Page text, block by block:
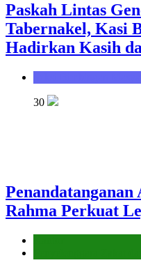
Paskah Lintas
Tabernakel, Kasi
Hadirkan Kasih
30
Rahma Perkuat